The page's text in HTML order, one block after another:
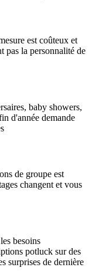
est coûteux et
pas la personnalité de
baby showers,
d'année demande
de groupe est
changent et vous
besoins
potluck sur des
surprises de dernière